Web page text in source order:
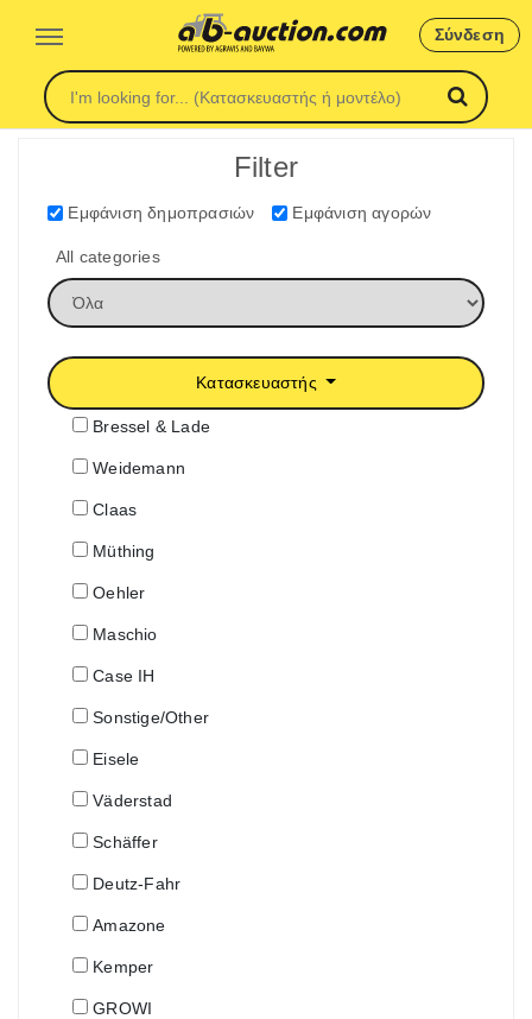
Σύνδεση
Filter
Εμφάνιση δημοπρασιών Εμφάνιση αγορών
All categories
Κατασκευαστής
Bressel & Lade
Weidemann
Claas
Müthing
Oehler
Maschio
Case IH
Sonstige/Other
Eisele
Väderstad
Schäffer
Deutz-Fahr
Amazone
Kemper
GROWI